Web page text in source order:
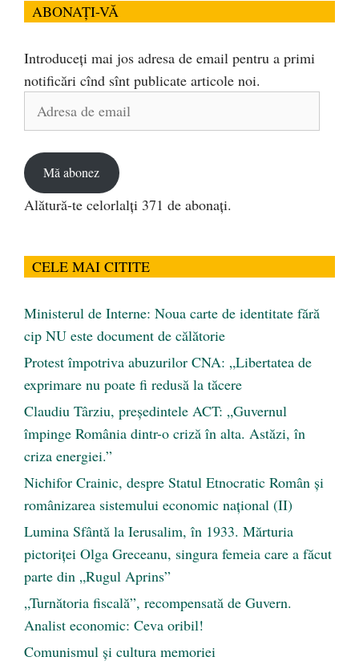
ABONAȚI-VĂ
Introduceți mai jos adresa de email pentru a primi
notificări cînd sînt publicate articole noi.
Adresa
Mă abonez
Alătură-te celorlalți 371 de abonați.
CELE MAI CITITE
Ministerul de Interne: Noua carte de identitate fără
cip NU este document de călătorie
Protest împotriva abuzurilor CNA: „Libertatea de
exprimare nu poate fi redusă la tăcere
Claudiu Târziu, președintele ACT: „Guvernul
împinge România dintr-o criză în alta. Astăzi, în
criza energiei.”
Nichifor Crainic, despre Statul Etnocratic Român şi
românizarea sistemului economic naţional (II)
Lumina Sfântă la Ierusalim, în 1933. Mărturia
pictoriței Olga Greceanu, singura femeia care a făcut
parte din „Rugul Aprins”
„Turnătoria fiscală”, recompensată de Guvern.
Analist economic: Ceva oribil!
Comunismul şi cultura memoriei